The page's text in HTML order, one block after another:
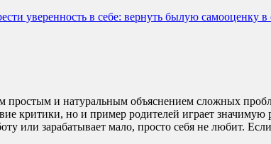
уверенность в себе: вернуть былую самооценку
простым и натуральным объяснением сложных
критики, но и пример родителей играет
или зарабатывает мало, просто себя не любит.